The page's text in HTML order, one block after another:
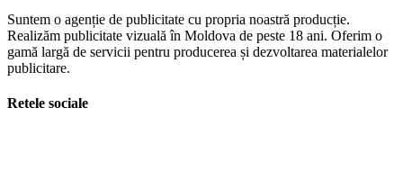
Suntem o agenție de publicitate cu propria noastră producție.
Realizăm publicitate vizuală în Moldova de peste 18 ani. Oferim o
gamă largă de servicii pentru producerea și dezvoltarea materialelor
publicitare.
Retele sociale